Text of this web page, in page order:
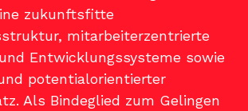
zukunftsfitte
mitarbeiterzentrierte
Entwicklungssysteme sowie
potentialorientierter
Als Bindeglied zum Gelingen